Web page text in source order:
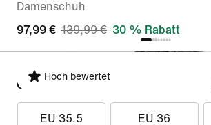
Damenschuh
97,99 € 139,99 € 30 % Rabatt
Hoch bewertet
Größe auswählen
EU 35.5 EU 36